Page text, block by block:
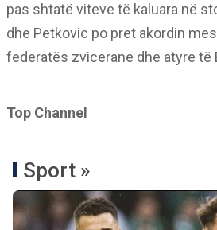
pas shtatë viteve të kaluara në
dhe Petkovic po pret akordin
federatës zvicerane dhe atyre të
Top Channel
Sport »